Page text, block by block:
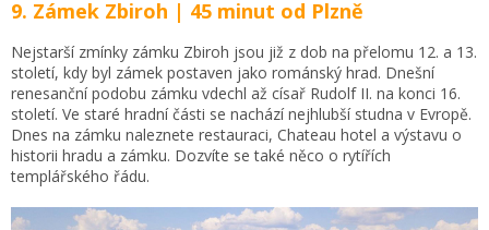
9. Zámek Zbiroh | 45 minut od Plzně
Nejstarší zmínky zámku Zbiroh jsou již z dob na přelomu 12. a 13.
století, kdy byl zámek postaven jako románský hrad. Dnešní
renesanční podobu zámku vdechl až císař Rudolf II. na konci 16.
století. Ve staré hradní části se nachází nejhlubší studna v Evropě.
Dnes na zámku naleznete restauraci, Chateau hotel a výstavu o
historii hradu a zámku. Dozvíte se také něco o rytířích
templářského řádu.